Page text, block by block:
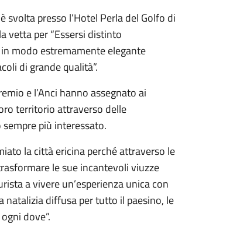
svolta presso l’Hotel Perla del Golfo di
vetta per “Essersi distinto
modo estremamente elegante
di grande qualità”.
e l’Anci hanno assegnato ai
territorio attraverso delle
più interessato.
la città ericina perché attraverso le
le sue incantevoli viuzze
a vivere un’esperienza unica con
natalizia diffusa per tutto il paesino, le
dove”.